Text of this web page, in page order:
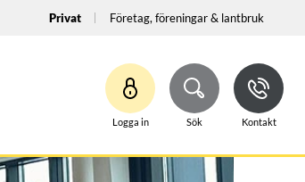
Privat Företag, föreningar & lantbruk
Logga in Sök Kontakt